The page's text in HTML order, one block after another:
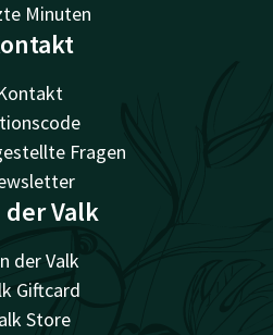
Minuten
Fragen
der Valk
der Valk
Giftcard
Store